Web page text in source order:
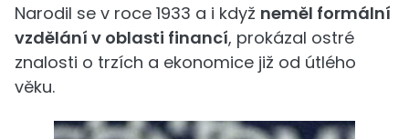
Narodil se v roce 1933 a i když neměl formální
vzdělání v oblasti financí, prokázal ostré
znalosti o trzích a ekonomice již od útlého
věku.